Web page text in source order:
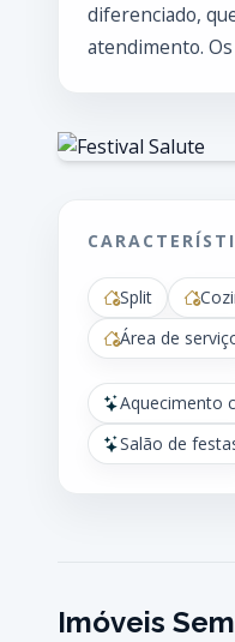
diferenciado,
atendimento.
Split
Área de
Aquecimento
Salão de
Imóveis